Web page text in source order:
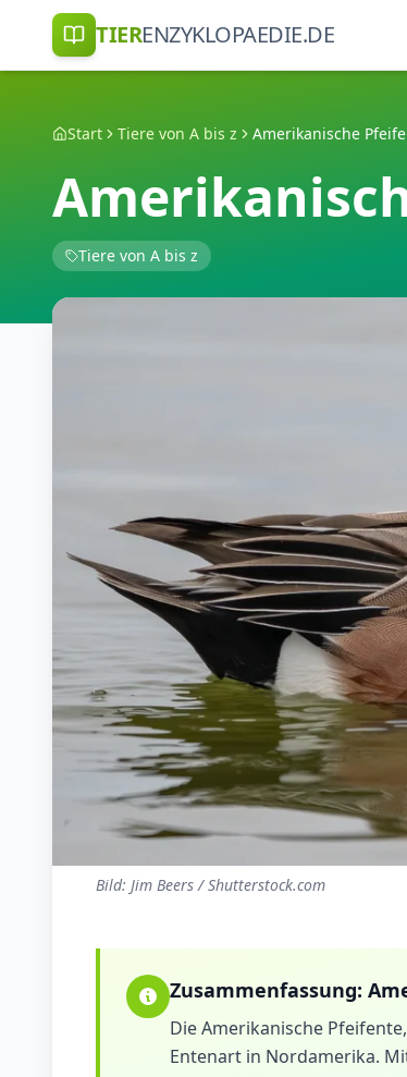
TIERENZYKLOPAEDIE.DE
Start Tiere von A bis z Amerikanische
Tiere von A bis z
Bild: Jim Beers / Shutterstock.com
Zusammenfassung:
Die Amerikanische
Entenart in Nordamerika.